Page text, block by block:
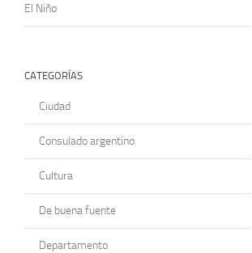
El Niño
CATEGORÍAS
Ciudad
Consulado argentino
Cultura
De buena fuente
Departamento